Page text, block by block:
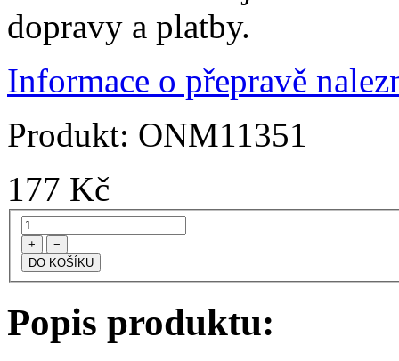
dopravy a platby.
Informace o přepravě
Produkt: ONM11351
177 Kč
+ −
Popis produktu: